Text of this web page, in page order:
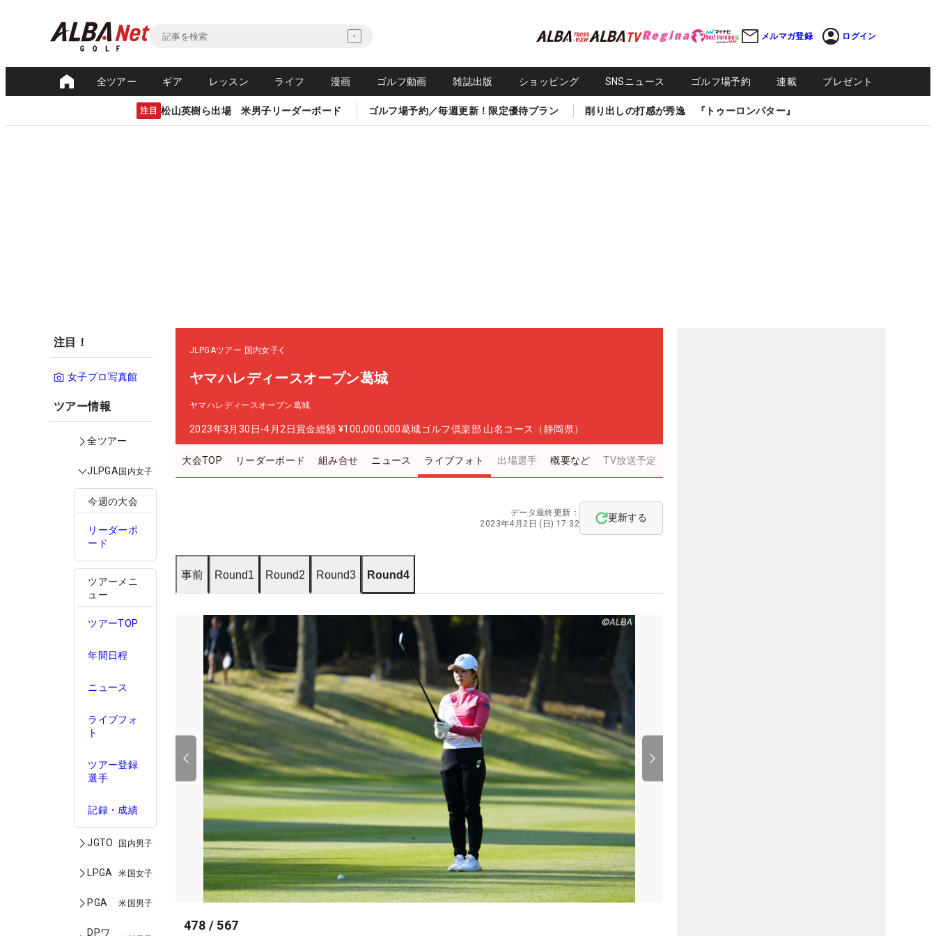
メルマガ登録 ログイン
全ツアー ギア レッスン ライフ 漫画 ゴルフ動画 雑誌出版 ショッピング SNSニュース ゴルフ場予約 連載 プレゼント
注目 松山英樹ら出場 米男子リーダーボード ゴルフ場予約／毎週更新！限定優待プラン 削り出しの打感が秀逸 『トゥーロンパター』
注目！
女子プロ写真館
ツアー情報
全ツアー
JLPGA国内女子
今週の大会
リーダーボ
ード
ツアーメニ
ュー
ツアーTOP
年間日程
ニュース
ライブフォ
ト
ツアー登録
選手
記録・成績
JGTO 国内男子
LPGA 米国女子
PGA 米国男子
DPワ
JLPGAツアー 国内女子
ヤマハレディースオープン葛城
ヤマハレディースオープン葛城
2023年3月30日-4月2日賞金総額 ¥100,000,000葛城ゴルフ倶楽部 山名コース（静岡県）
大会TOP リーダーボード 組み合せ ニュース ライブフォト 出場選手 概要など TV放送予定
データ最終更新：
2023年4月2日 (日) 17:32
更新する
事前 Round1 Round2 Round3 Round4
478 / 567